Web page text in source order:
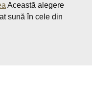
Această alegere
sună în cele din